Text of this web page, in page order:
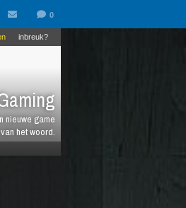
nieuwe game
het woord.
inbreuk?